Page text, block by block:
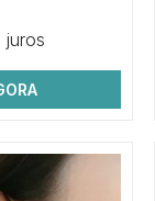
juros